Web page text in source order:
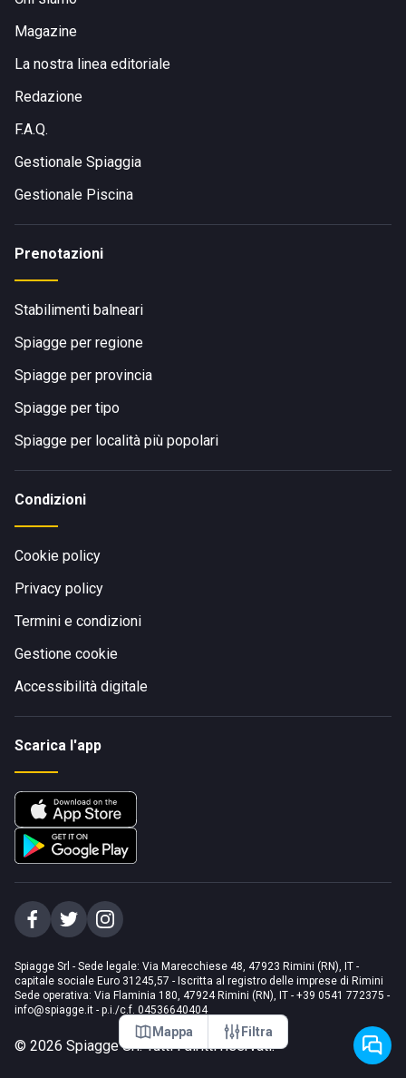
Mappa Filtra
Magazine
La nostra linea editoriale
Redazione
F.A.Q.
Gestionale Spiaggia
Gestionale Piscina
Prenotazioni
Stabilimenti balneari
Spiagge per regione
Spiagge per provincia
Spiagge per tipo
Spiagge per località più popolari
Condizioni
Cookie policy
Privacy policy
Termini e condizioni
Gestione cookie
Accessibilità digitale
Scarica l'app
Spiagge Srl - Sede legale: Via Marecchiese 48, 47923 Rimini (RN), IT -
capitale sociale Euro 31245,57 - Iscritta al registro delle imprese di Rimini
Sede operativa: Via Flaminia 180, 47924 Rimini (RN), IT - +39 0541 772375 -
info@spiagge.it - p.i./c.f. 04536640404
© 2026 Spiagge Srl. Tutti i diritti riservati.